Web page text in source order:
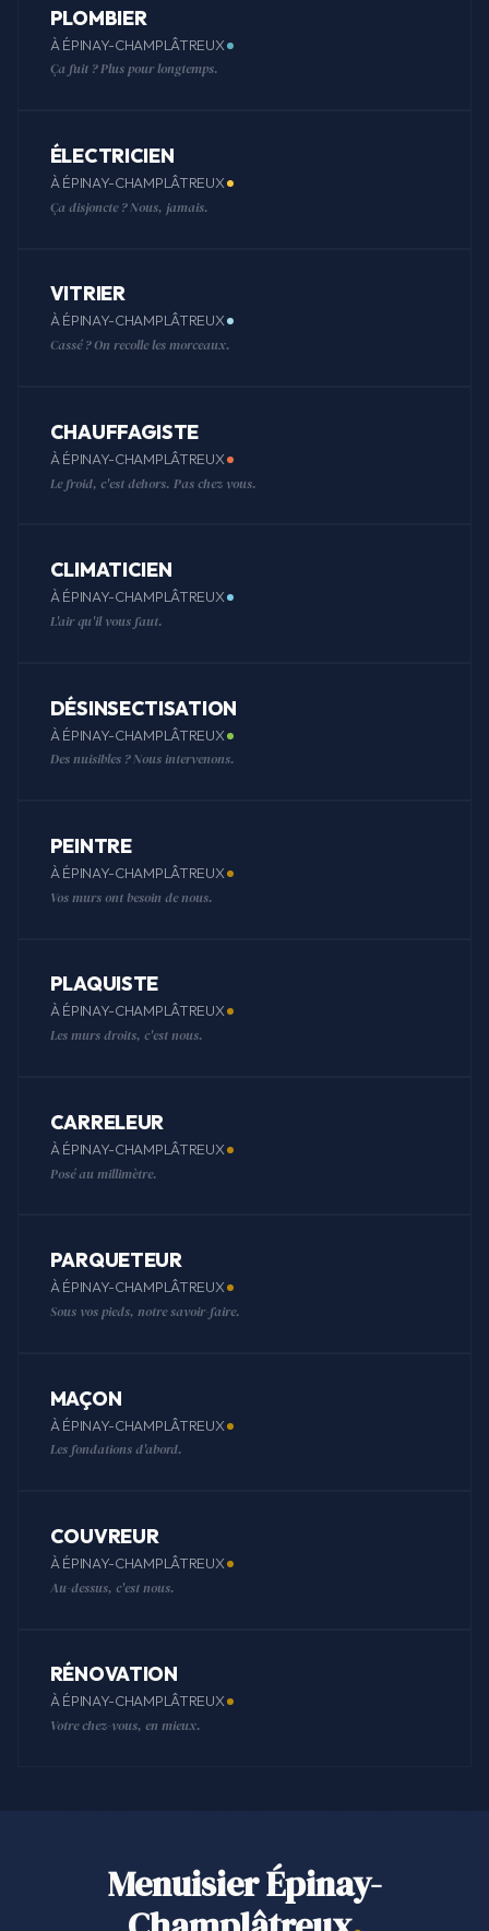
PLOMBIER
À ÉPINAY-CHAMPLÂTREUX
Ça fuit ? Plus pour longtemps.
ÉLECTRICIEN
À ÉPINAY-CHAMPLÂTREUX
Ça disjoncte ? Nous, jamais.
VITRIER
À ÉPINAY-CHAMPLÂTREUX
Cassé ? On recolle les morceaux.
CHAUFFAGISTE
À ÉPINAY-CHAMPLÂTREUX
Le froid, c'est dehors. Pas chez vous.
CLIMATICIEN
À ÉPINAY-CHAMPLÂTREUX
L'air qu'il vous faut.
DÉSINSECTISATION
À ÉPINAY-CHAMPLÂTREUX
Des nuisibles ? Nous intervenons.
PEINTRE
À ÉPINAY-CHAMPLÂTREUX
Vos murs ont besoin de nous.
PLAQUISTE
À ÉPINAY-CHAMPLÂTREUX
Les murs droits, c'est nous.
CARRELEUR
À ÉPINAY-CHAMPLÂTREUX
Posé au millimètre.
PARQUETEUR
À ÉPINAY-CHAMPLÂTREUX
Sous vos pieds, notre savoir-faire.
MAÇON
À ÉPINAY-CHAMPLÂTREUX
Les fondations d'abord.
COUVREUR
À ÉPINAY-CHAMPLÂTREUX
Au-dessus, c'est nous.
RÉNOVATION
À ÉPINAY-CHAMPLÂTREUX
Votre chez-vous, en mieux.
Menuisier Épinay-